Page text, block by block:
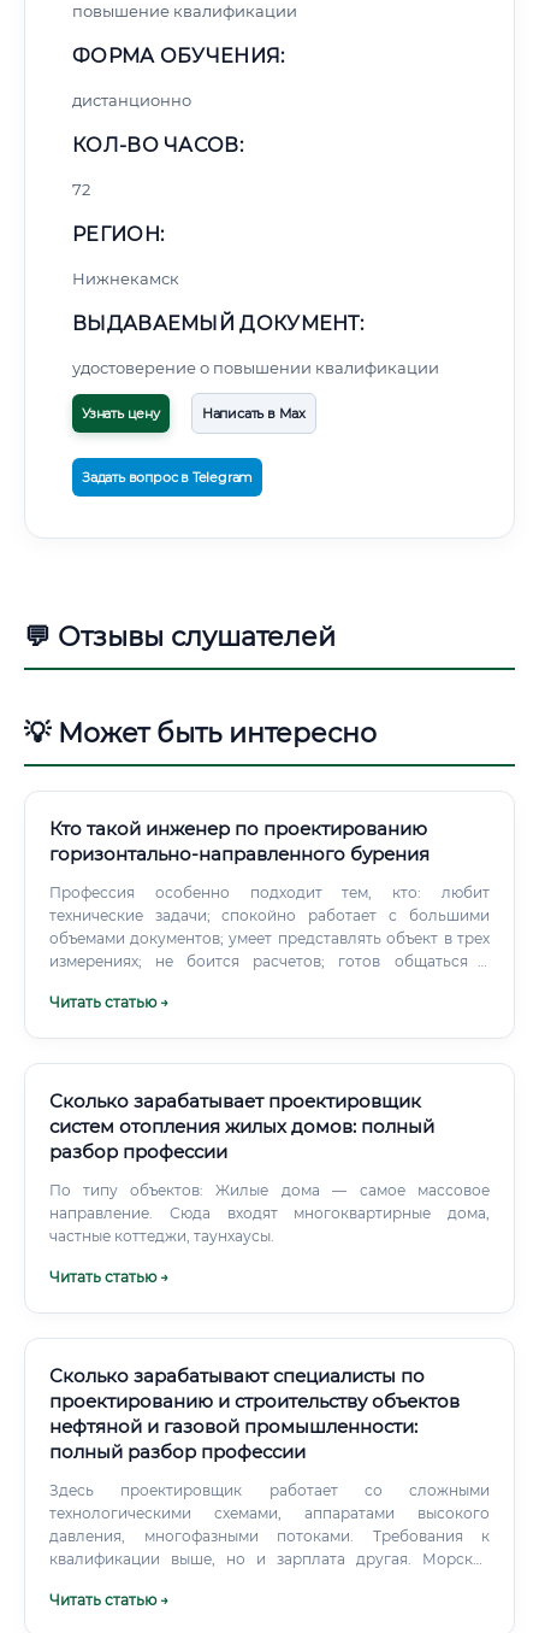
повышение квалификации
ФОРМА ОБУЧЕНИЯ:
дистанционно
КОЛ-ВО ЧАСОВ:
72
РЕГИОН:
Нижнекамск
ВЫДАВАЕМЫЙ ДОКУМЕНТ:
удостоверение о повышении квалификации
Узнать цену Написать в Max
Задать вопрос в Telegram
💬 Отзывы слушателей
💡 Может быть интересно
Кто такой инженер по проектированию
горизонтально-направленного бурения
Профессия особенно подходит тем, кто: любит
технические задачи; спокойно работает с большими
объемами документов; умеет представлять объект в трех
измерениях; не боится расчетов; готов общаться с
деталям; способен отвечать за принятые решения; хочет
Читать статью →
Сколько зарабатывает проектировщик
систем отопления жилых домов: полный
разбор профессии
По типу объектов: Жилые дома — самое массовое
направление. Сюда входят многоквартирные дома,
частные коттеджи, таунхаусы.
Читать статью →
Сколько зарабатывают специалисты по
проектированию и строительству объектов
нефтяной и газовой промышленности:
полный разбор профессии
Здесь проектировщик работает со сложными
технологическими схемами, аппаратами высокого
давления, многофазными потоками. Требования к
квалификации выше, но и зарплата другая. Морская
специфическим условиям.
Читать статью →